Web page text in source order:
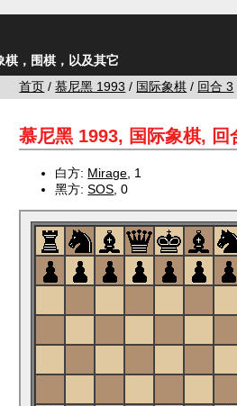
棋，围棋，以及其它
首页 /慕尼黑 1993 / 国际象棋 / 回合 3
慕尼黑 1993, 国际象棋, 回
白方: Mirage , 1
黑方:SOS , 0